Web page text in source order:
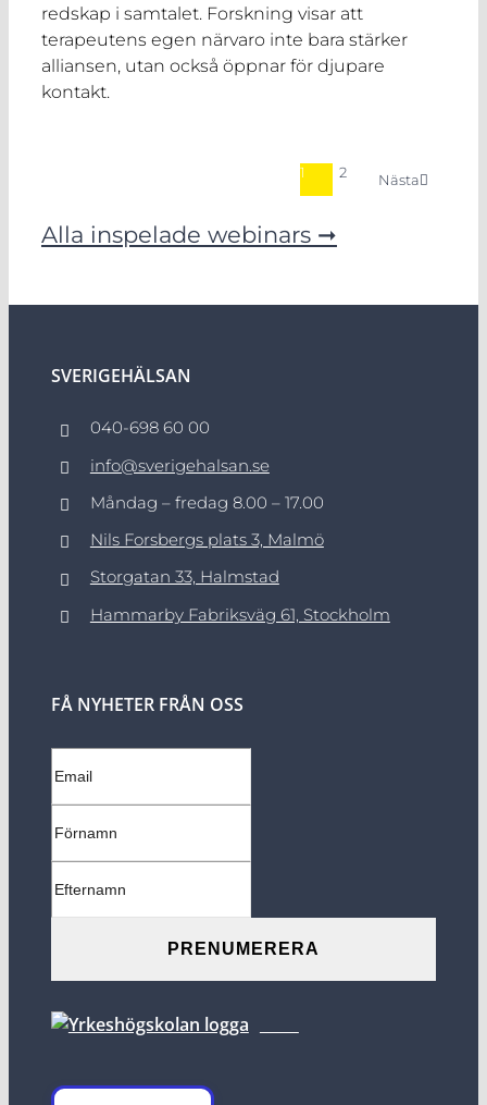
redskap i samtalet. Forskning visar att
terapeutens egen närvaro inte bara stärker
alliansen, utan också öppnar för djupare
kontakt.
1 2 Nästa
Alla inspelade webinars ➞
SVERIGEHÄLSAN
040-698 60 00
info@sverigehalsan.se
Måndag – fredag 8.00 – 17.00
Nils Forsbergs plats 3, Malmö
Storgatan 33, Halmstad
Hammarby Fabriksväg 61, Stockholm
FÅ NYHETER FRÅN OSS